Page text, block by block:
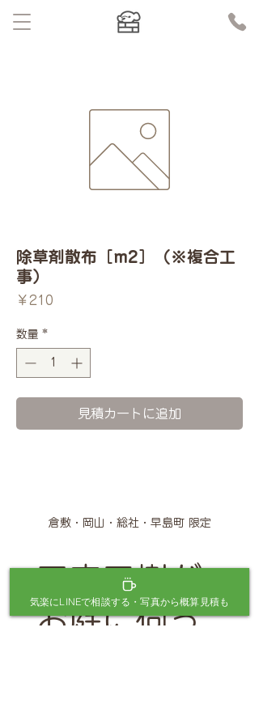
除草剤散布［m2］（※複合工
事）
￥210
数量 *
見積カートに追加
倉敷・岡山・総社・早島町 限定
三宅元樹が
お庭に伺っ
気楽にLINEで相談する・写真から概算見積も